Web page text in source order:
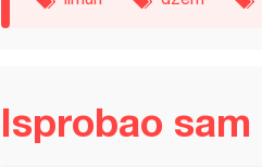
Isprobao sam